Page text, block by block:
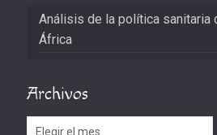
Análisis de la política sanitaria
África
Archivos
Archivos